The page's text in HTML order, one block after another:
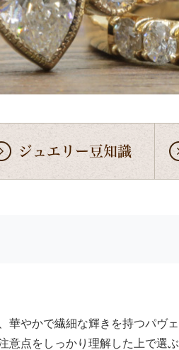
ジュエリー豆知識
華やかで繊細な輝きを持つパヴェ
意点をしっかり理解した上で選ぶ